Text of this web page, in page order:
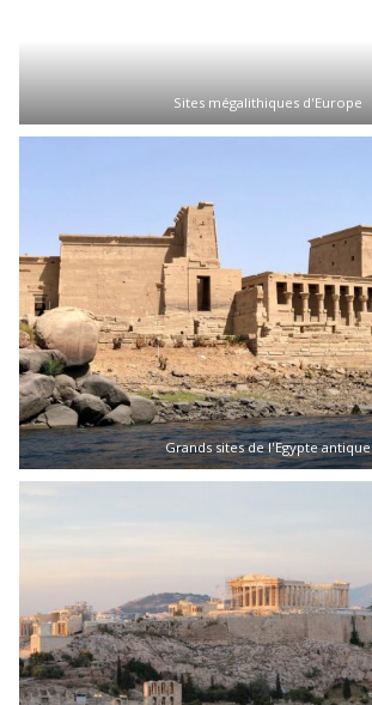
Sites mégalithiques d'Europe
Grands sites de l'Egypte antique